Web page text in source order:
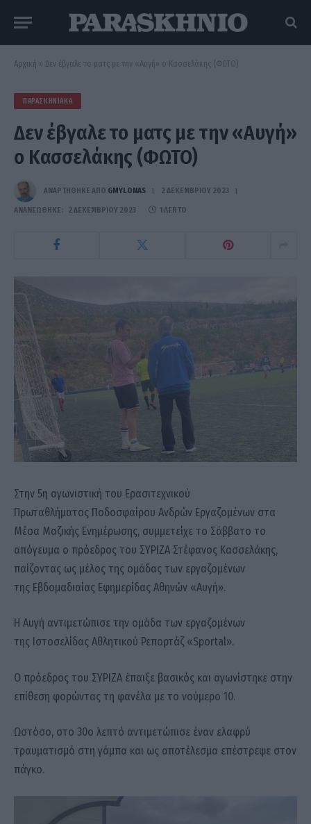
Αρχική » Δεν έβγαλε το ματς με την «Αυγή» ο Κασσελάκης (ΦΩΤΟ)
ΠΑΡΑΣΚΗΝΙΑΚΆ
Δεν έβγαλε το ματς με την «Αυγή»
ο Κασσελάκης (ΦΩΤΟ)
ΑΝΑΡΤΗΘΗΚΕ ΑΠΟ GMYLONAS 2 ΔΕΚΕΜΒΡΊΟΥ 2023
ΑΝΑΝΕΏΘΗΚΕ: 2 ΔΕΚΕΜΒΡΊΟΥ 2023 1 ΛΕΠΤΌ
Στην 5η αγωνιστική του Ερασιτεχνικού
Πρωταθλήματος Ποδοσφαίρου Ανδρών Εργαζομένων στα
Μέσα Μαζικής Ενημέρωσης, συμμετείχε το Σάββατο το
απόγευμα ο πρόεδρος του ΣΥΡΙΖΑ Στέφανος Κασσελάκης,
παίζοντας ως μέλος της ομάδας των εργαζομένων
της Εβδομαδιαίας Εφημερίδας Αθηνών «Αυγή».
Η Αυγή αντιμετώπισε την ομάδα των εργαζομένων
της Ιστοσελίδας Αθλητικού Ρεπορτάζ «Sportal».
Ο πρόεδρος του ΣΥΡΙΖΑ έπαιξε βασικός και αγωνίστηκε στην
επίθεση φορώντας τη φανέλα με το νούμερο 10.
Ωστόσο, στο 30ο λεπτό αντιμετώπισε έναν ελαφρύ
τραυματισμό στη γάμπα και ως αποτέλεσμα επέστρεψε στον
πάγκο.